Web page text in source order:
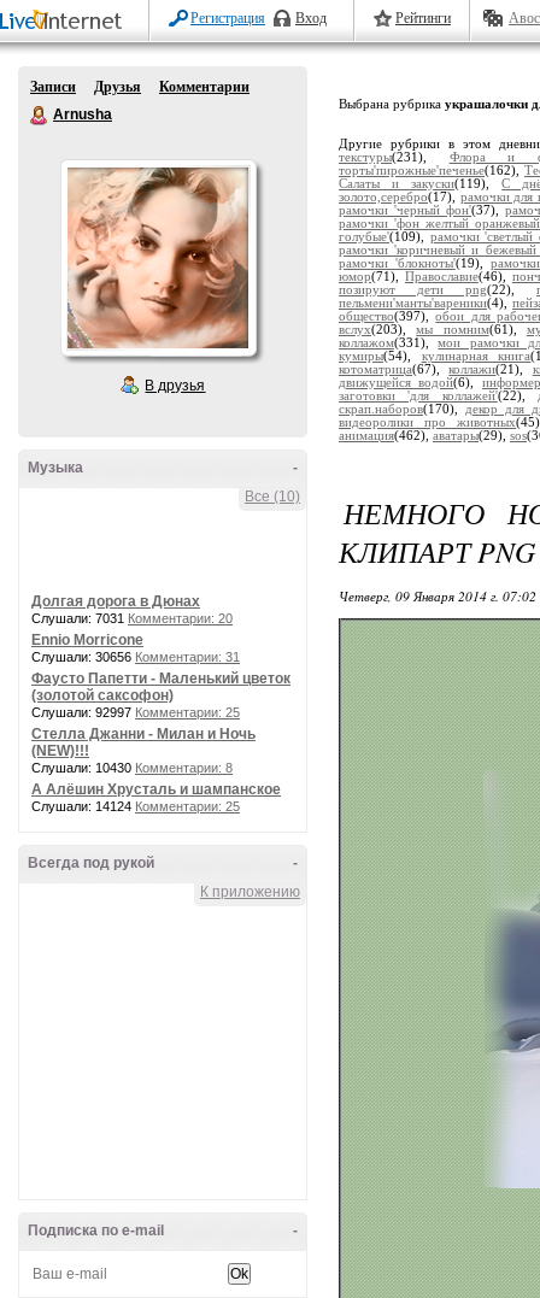
Регистрация Вход Рейтинги
Записи Друзья
Комментарии
Arnusha
В друзья
-
Музыка
Все (10)
Долгая дорога в Дюнах
Слушали: 7031 Комментарии: 20
Ennio Morricone
Слушали: 30656 Комментарии: 31
Фаусто Папетти - Маленький цветок
(золотой саксофон)
Слушали: 92997 Комментарии: 25
Стелла Джанни - Милан и Ночь
(NEW)!!!
Слушали: 10430 Комментарии: 8
А Алёшин Хрусталь и шампанское
Слушали: 14124 Комментарии: 25
-
Всегда под рукой
К приложению
-
Подписка по e-mail
Выбрана рубрика украшалочки
Другие рубрики в этом
текстуры(231), Флора и
торты'пирожные'печенье(162),
Салаты и закуски(119),С
золото,серебро(17), рамочки для
рамочки 'черный фон'(37),
рамочки 'фон желтый
голубые'(109), рамочки 'светлый
рамочки 'коричневый и
рамочки 'блокноты'(19),
юмор(71), Православие(46),
позируют дети png(22),
пельмени'манты'вареники(4),
общество(397),обои для
вслух(203),мы помним(61),
коллажом(331),мои рамочки
кумиры(54), кулинарная книга
котоматрица(67),коллажи(21),
движущейся водой(6),
заготовки 'для коллажей'(22),
скрап.наборов(170), декор для
видеоролики про животных
анимация(462), аватары(29), sos
НЕМНОГО
КЛИПАРТ PNG
Четверг, 09 Января 2014 г. 07:02